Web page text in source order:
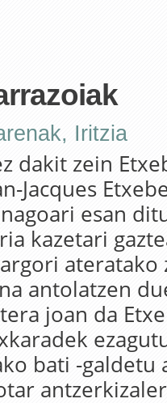
, Iritzia
dakit zein
Jacques
esan
kazetari
ateratako
antolatzen
joan da
bati -galdetu